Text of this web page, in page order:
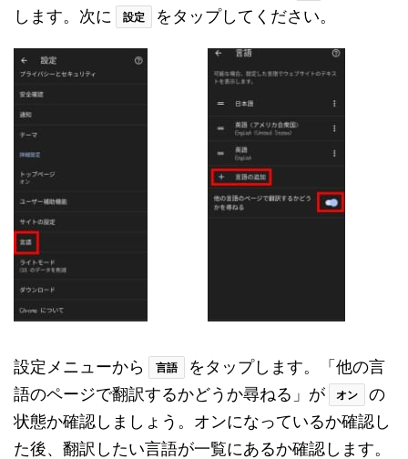
します。次に
設定 をタップしてください。
設定メニューから 言語
をタップします。「他の言
語のページで翻訳するかどうか尋ねる」が
オン
の
状態か確認しましょう。オンになっているか確認し
た後、翻訳したい言語が一覧にあるか確認します。